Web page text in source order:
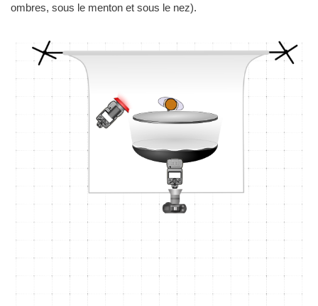
ombres, sous le menton et sous le nez).